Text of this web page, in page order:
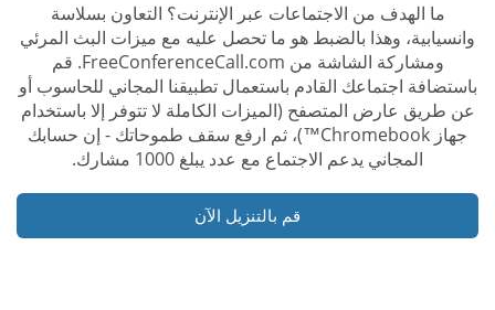
ما الهدف من الاجتماعات عبر الإنترنت؟ التعاون بسلاسة
وانسيابية، وهذا بالضبط هو ما تحصل عليه مع ميزات البث المرئي
ومشاركة الشاشة من FreeConferenceCall.com. قم
باستضافة اجتماعك القادم باستعمال تطبيقنا المجاني للحاسوب أو
عن طريق عارض المتصفح (الميزات الكاملة لا تتوفر إلا باستخدام
جهاز Chromebook™)، ثم ارفع سقف طموحاتك - إن حسابك
المجاني يدعم الاجتماع مع عدد يبلغ 1000 مشارك.
قم بالتنزيل الآن